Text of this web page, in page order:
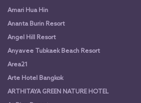
Amari Hua Hin
Ananta Burin Resort
Angel Hill Resort
Anyavee Tubkaek Beach Resort
Area21
Arte Hotel Bangkok
ARTHITAYA GREEN NATURE HOTEL